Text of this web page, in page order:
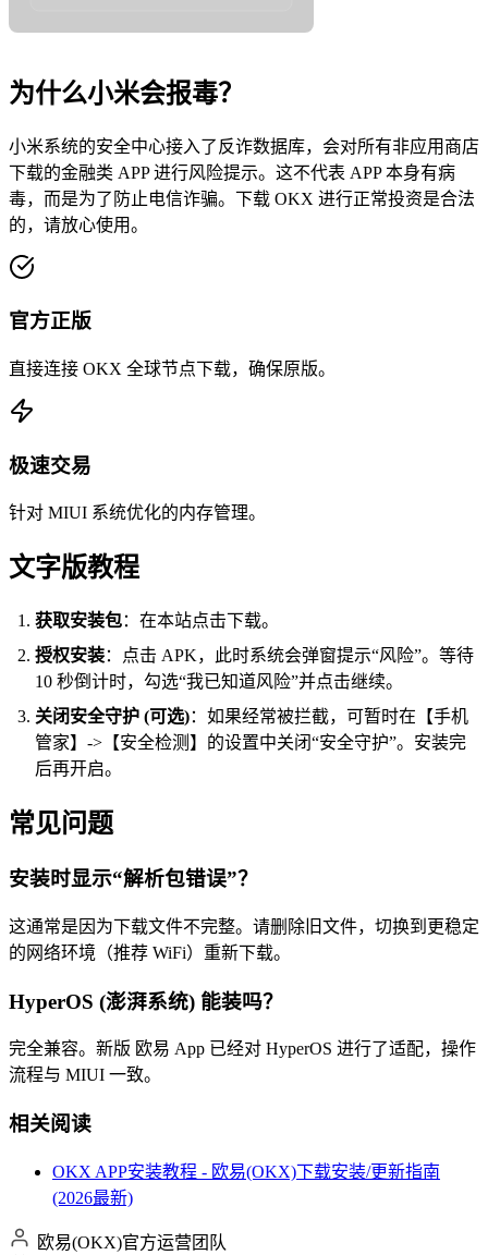
为什么小米会报毒？
小米系统的安全中心接入了反诈数据库，会对所有非应用商店
下载的金融类 APP 进行风险提示。这不代表 APP 本身有病
毒，而是为了防止电信诈骗。下载 OKX 进行正常投资是合法
的，请放心使用。
官方正版
直接连接 OKX 全球节点下载，确保原版。
极速交易
针对 MIUI 系统优化的内存管理。
文字版教程
获取安装包：在本站点击下载。
授权安装：点击 APK，此时系统会弹窗提示“风险”。等待
10 秒倒计时，勾选“我已知道风险”并点击继续。
关闭安全守护 (可选)：如果经常被拦截，可暂时在【手机
管家】->【安全检测】的设置中关闭“安全守护”。安装完
后再开启。
常见问题
安装时显示“解析包错误”？
这通常是因为下载文件不完整。请删除旧文件，切换到更稳定
的网络环境（推荐 WiFi）重新下载。
HyperOS (澎湃系统) 能装吗？
完全兼容。新版 欧易 App 已经对 HyperOS 进行了适配，操作
流程与 MIUI 一致。
相关阅读
OKX APP安装教程 - 欧易(OKX)下载安装/更新指南
(2026最新)
欧易(OKX)官方运营团队